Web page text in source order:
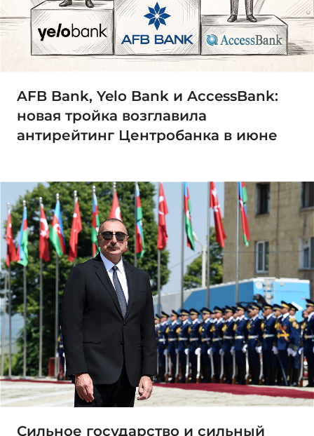
AFB Bank, Yelo Bank и AccessBank:
новая тройка возглавила
антирейтинг Центробанка в июне
Сильное государство и сильный